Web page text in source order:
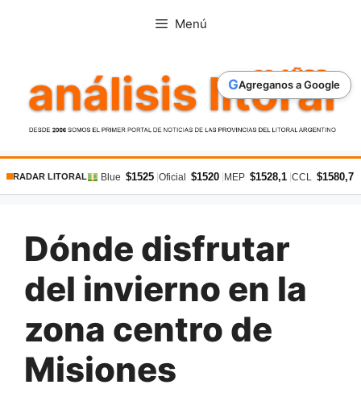
GAgreganos a Google
Menú
RADAR LITORAL Blue $1525 Oficial $1520 MEP $1528,1 CCL $1580,7
Dónde disfrutar
del invierno en la
zona centro de
Misiones